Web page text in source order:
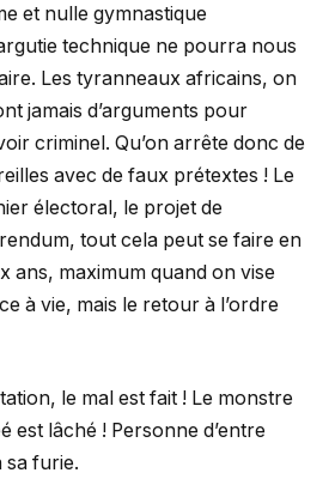
et nulle gymnastique
technique ne pourra nous
Les tyranneaux africains, on
jamais d’arguments pour
criminel. Qu’on arrête donc de
avec de faux prétextes ! Le
électoral, le projet de
tout cela peut se faire en
ans, maximum quand on vise
à vie, mais le retour à l’ordre
le mal est fait ! Le monstre
est lâché ! Personne d’entre
sa furie.